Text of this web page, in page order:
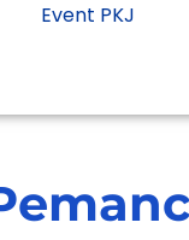
Event PKJ